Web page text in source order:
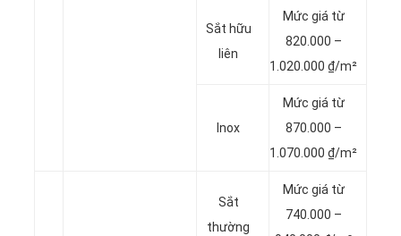
Sắt hữu
liên
Mức giá từ
820.000 –
1.020.000 ₫/m²
Inox
Mức giá từ
870.000 –
1.070.000 ₫/m²
Sắt
thường
Mức giá từ
740.000 –